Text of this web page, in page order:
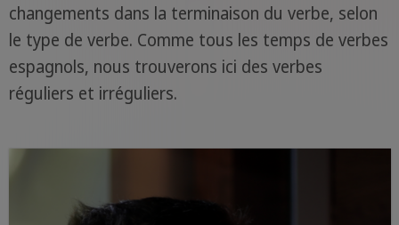
changements dans la terminaison du verbe, selon
le type de verbe. Comme tous les temps de verbes
espagnols, nous trouverons ici des verbes
réguliers et irréguliers.